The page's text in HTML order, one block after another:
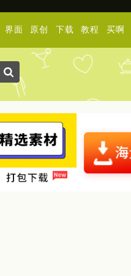
界面 原创 下载 教程 买啊